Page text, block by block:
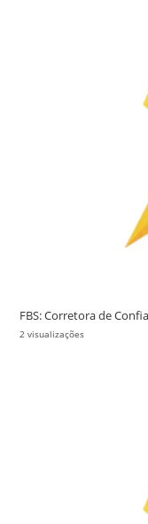
FBS: Corretora de
2 visualizações